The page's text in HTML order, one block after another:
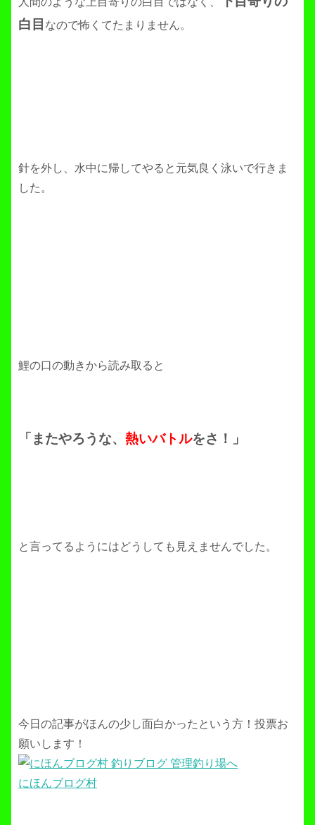
白目 なので怖くてたまりません。
針を外し、水中に帰してやると元気良く泳いで行きま
した。
鯉の口の動きから読み取ると
「またやろうな、 熱いバトルをさ！」
と言ってるようにはどうしても見えませんでした。
今日の記事がほんの少し面白かったという方！投票お
願いします！
にほんブログ村